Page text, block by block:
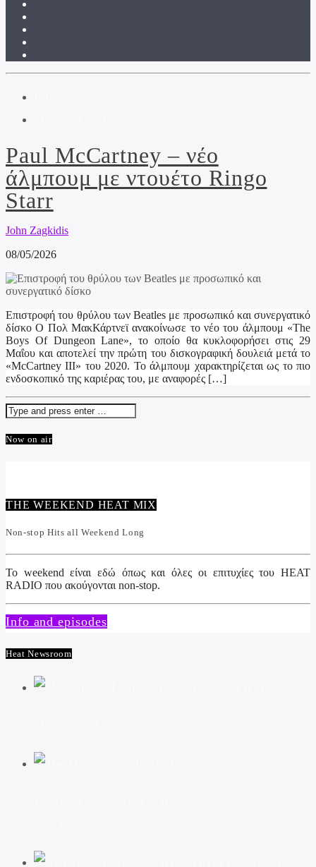
Paul McCartney – νέο
άλμπουμ με ντουέτο Ringo
Starr
John Zagkidis
08/05/2026
Επιστροφή του θρύλου των Beatles με προσωπικό και συνεργατικό
δίσκο Ο Πολ ΜακΚάρτνεϊ ανακοίνωσε το νέο του άλμπουμ «The
Boys Of Dungeon Lane», το οποίο θα κυκλοφορήσει στις 29
Μαΐου και αποτελεί την πρώτη του δισκογραφική δουλειά μετά το
«McCartney III» του 2020. Το άλμπουμ χαρακτηρίζεται ως το πιο
ενδοσκοπικό της καριέρας του, με αναφορές […]
Now on air
THE WEEKEND HEAT MIX
Non-stop Hits all Weekend Long
Το weekend είναι εδώ όπως και όλες οι επιτυχίες του HEAT
RADIO που ακούγονται non-stop.
Info and episodes
Heat Newsroom